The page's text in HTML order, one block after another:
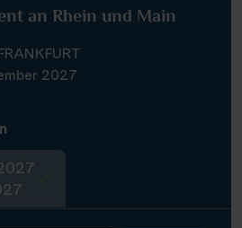
an Rhein und Main
2027